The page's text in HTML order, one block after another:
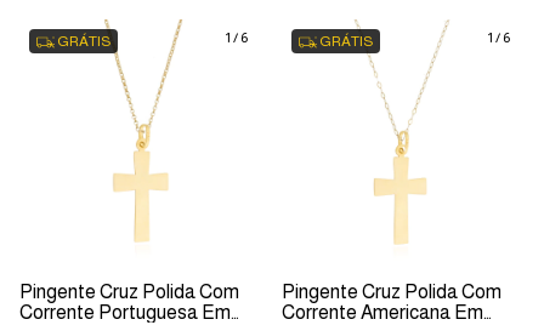
1 / 6
GRÁTIS
Pingente Cruz Polida Com
Corrente Portuguesa Em
1 / 6
GRÁTIS
Pingente Cruz Polida Com
Corrente Americana Em